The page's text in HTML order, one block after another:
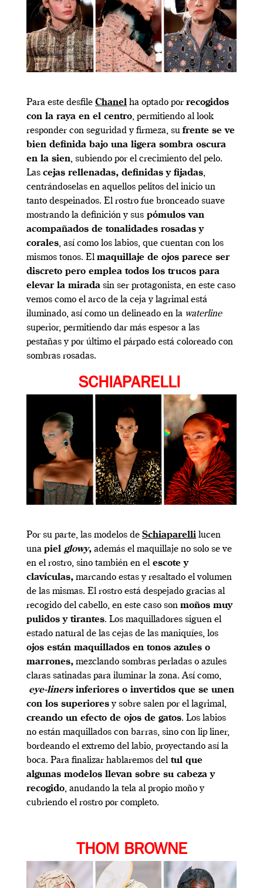
Para este desfile Chanel ha optado porrecogidos
con la raya en el centro, permitiendo al look
responder con seguridad y firmeza, sufrente se ve
bien definida bajo una ligera sombra oscura
en la sien, subiendo por el crecimiento del pelo.
Las cejas rellenadas, definidas y fijadas,
centrándoselas en aquellos pelitos del inicio un
tanto despeinados. El rostro fue bronceado suave
mostrando la definición y sus pómulos van
acompañados de tonalidades rosadas y
corales, así como los labios, que cuentan con los
mismos tonos. El maquillaje de ojos parece ser
discreto pero emplea todos los trucos para
elevar la mirada sin ser protagonista, en este caso
vemos como el arco de la ceja y lagrimal está
iluminado, así como un delineado en la waterline
superior, permitiendo dar más espesor a las
pestañas y por último el párpado está coloreado con
sombras rosadas.
SCHIAPARELLI
Por su parte, las modelos de Schiaparelli lucen
una piel glowy, además el maquillaje no solo se ve
en el rostro, sino también en el escote y
clavículas, marcando estas y resaltado el volumen
de las mismas. El rostro está despejado gracias al
recogido del cabello, en este caso son moños muy
pulidos y tirantes. Los maquilladores siguen el
estado natural de las cejas de las maniquíes, los
ojos están maquillados en tonos azules o
marrones, mezclando sombras perladas o azules
claras satinadas para iluminar la zona. Así como,
eye-linersinferiores o invertidos que se unen
con los superioresy sobre salen por el lagrimal,
creando un efecto de ojos de gatos. Los labios
no están maquillados con barras, sino con lip liner,
bordeando el extremo del labio, proyectando así la
boca. Para finalizar hablaremos del tul que
algunas modelos llevan sobre su cabeza y
recogido, anudando la tela al propio moño y
cubriendo el rostro por completo.
THOM BROWNE